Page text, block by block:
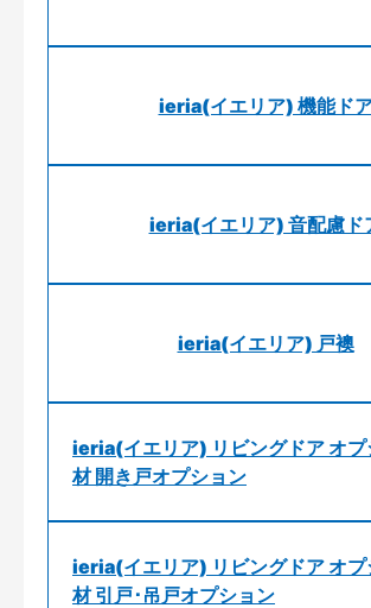
ieria(イエリア) 機能ド
ieria(イエリア) 音配慮ド
ieria(イエリア) 戸襖
ieria(イエリア) リビングドア オプ
材 開き戸オプション
ieria(イエリア) リビングドア オプ
材 引戸･吊戸オプション